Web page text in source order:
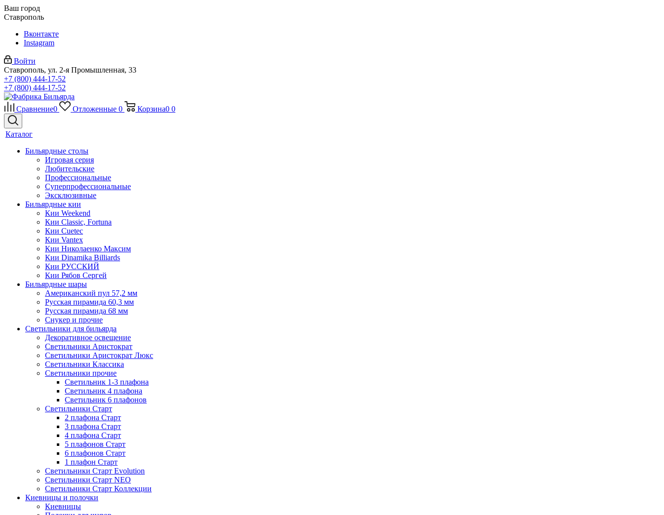
Ваш город
Ставрополь
Вконтакте
Instagram
Войти
Ставрополь, ул. 2-я Промышленная, 33
+7 (800) 444-17-52
+7 (800) 444-17-52
Сравнение0 Отложенные 0 Корзина0 0
Каталог
Бильярдные столы
Игровая серия
Любительские
Профессиональные
Суперпрофессиональные
Эксклюзивные
Бильярдные кии
Кии Weekend
Кии Classic, Fortuna
Кии Cuetec
Кии Vantex
Кии Николаенко Максим
Кии Dinamika Billiards
Кии РУССКИЙ
Кии Рябов Сергей
Бильярдные шары
Американский пул 57,2 мм
Русская пирамида 60,3 мм
Русская пирамида 68 мм
Снукер и прочие
Светильники для бильярда
Декоративное освещение
Светильники Аристократ
Светильники Аристократ Люкс
Светильники Классика
Светильники прочие
Светильник 1-3 плафона
Светильник 4 плафона
Светильник 6 плафонов
Светильники Старт
2 плафона Старт
3 плафона Старт
4 плафона Старт
5 плафонов Старт
6 плафонов Старт
1 плафон Старт
Светильники Старт Evolution
Светильники Старт NEO
Светильники Старт Коллекции
Киевницы и полочки
Киевницы